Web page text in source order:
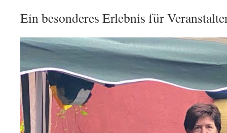
Ein besonderes Erlebnis für